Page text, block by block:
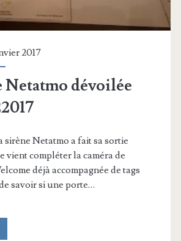
2017
Netatmo dévoilée
sirène Netatmo a fait sa sortie
vient compléter la caméra de
déjà accompagnée de tags
savoir si une porte…